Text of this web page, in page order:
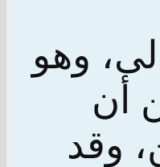
وهو
أن
وقد